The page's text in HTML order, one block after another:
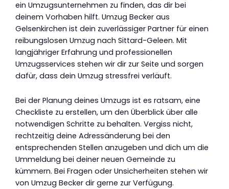
ein Umzugsunternehmen zu finden, das dir bei
deinem Vorhaben hilft. Umzug Becker aus
Gelsenkirchen ist dein zuverlässiger Partner für einen
reibungslosen Umzug nach Sittard-Geleen. Mit
langjähriger Erfahrung und professionellen
Umzugsservices stehen wir dir zur Seite und sorgen
dafür, dass dein Umzug stressfrei verläuft.
Bei der Planung deines Umzugs ist es ratsam, eine
Checkliste zu erstellen, um den Überblick über alle
notwendigen Schritte zu behalten. Vergiss nicht,
rechtzeitig deine Adressänderung bei den
entsprechenden Stellen anzugeben und dich um die
Ummeldung bei deiner neuen Gemeinde zu
kümmern. Bei Fragen oder Unsicherheiten stehen wir
von Umzug Becker dir gerne zur Verfügung.